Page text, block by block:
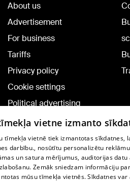
About us
Advertisement
For business
Tariffs
Privacy policy
Cookie settings
Political advertising
Cookie policy
Commenting terms
TV program
Contract rules
vietne izmanto
tīmekļa vietnē tiek izmantotas sīkdatnes,
darbību., nosūtītu personalizētu
un satura mērījumus, auditorijas
Zemāk sniedzam informāciju
mūsu tīmekļa vietnēs. Sīkdatnes